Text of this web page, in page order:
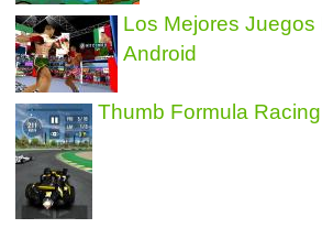
Los Mejores Juegos
Android
Thumb Formula Racing